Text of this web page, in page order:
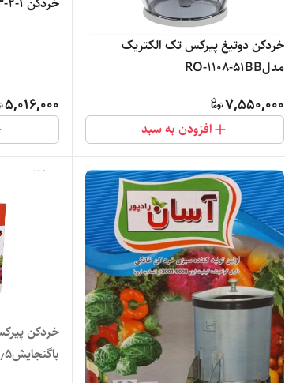
خردکن دوتیغ پیرکس تک الکتریک
مدلRO-1108-51BB
7,550,000
افزودن به سبد
5,016,000
باگنجایش۲٫۵لینر